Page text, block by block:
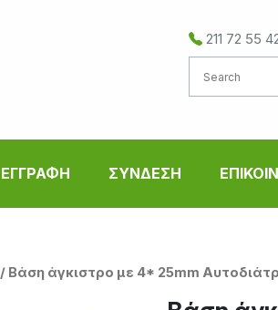
211 72 55
ΕΓΓΡΑΦΗ ΣΥΝΔΕΣΗ
/ Βάση άγκιστρο με 4* 25mm